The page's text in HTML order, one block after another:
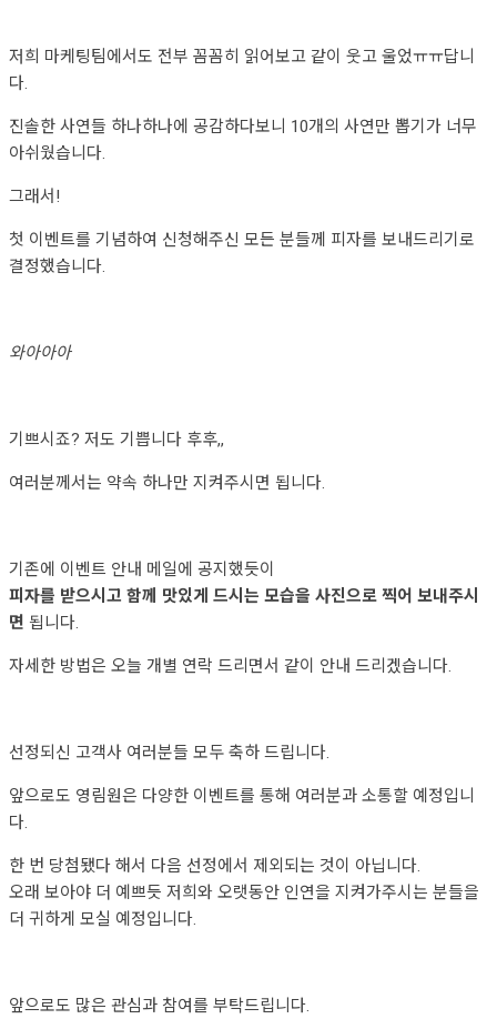
저희 마케팅팀에서도 전부 꼼꼼히 읽어보고 같이 웃고 울었ㅠㅠ답니
다.
진솔한 사연들 하나하나에 공감하다보니 10개의 사연만 뽑기가 너무
아쉬웠습니다.
그래서!
첫 이벤트를 기념하여 신청해주신 모든 분들께 피자를 보내드리기로
결정했습니다.
와아아아
기쁘시죠? 저도 기쁩니다 후후,,
여러분께서는 약속 하나만 지켜주시면 됩니다.
기존에 이벤트 안내 메일에 공지했듯이
피자를 받으시고 함께 맛있게 드시는 모습을 사진으로 찍어 보내주시
면 됩니다.
자세한 방법은 오늘 개별 연락 드리면서 같이 안내 드리겠습니다.
선정되신 고객사 여러분들 모두 축하 드립니다.
앞으로도 영림원은 다양한 이벤트를 통해 여러분과 소통할 예정입니
다.
한 번 당첨됐다 해서 다음 선정에서 제외되는 것이 아닙니다.
오래 보아야 더 예쁘듯 저희와 오랫동안 인연을 지켜가주시는 분들을
더 귀하게 모실 예정입니다.
앞으로도 많은 관심과 참여를 부탁드립니다.